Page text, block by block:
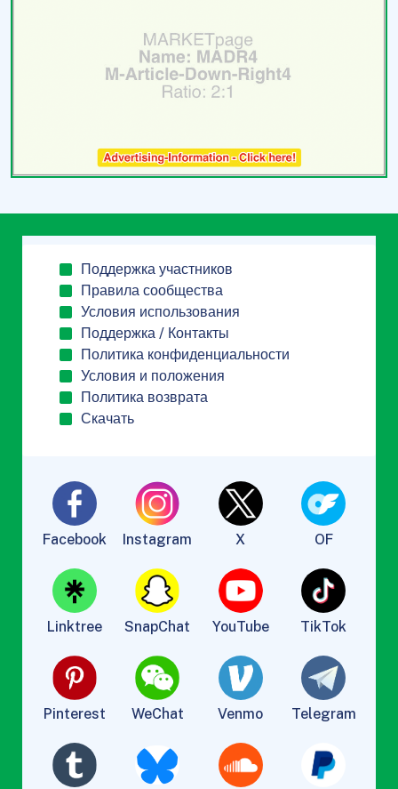
Поддержка участников
Правила сообщества
Условия использования
Поддержка / Контакты
Политика конфиденциальности
Условия и положения
Политика возврата
Скачать
Facebook Instagram X OF
Linktree SnapChat YouTube TikTok
Pinterest WeChat Venmo Telegram